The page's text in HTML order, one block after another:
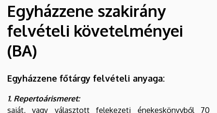
Zeneművészeti
Kar
Egyházzene szakirány
felvételi követelményei
(BA)
Egyházzene főtárgy felvételi anyaga:
1. Repertoárismeret:
saját, vagy választott felekezeti énekeskönyvből 70